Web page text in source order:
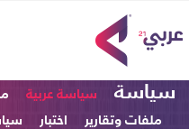
سياسة سياسة عربية
ملفات وتقارير
اختبار